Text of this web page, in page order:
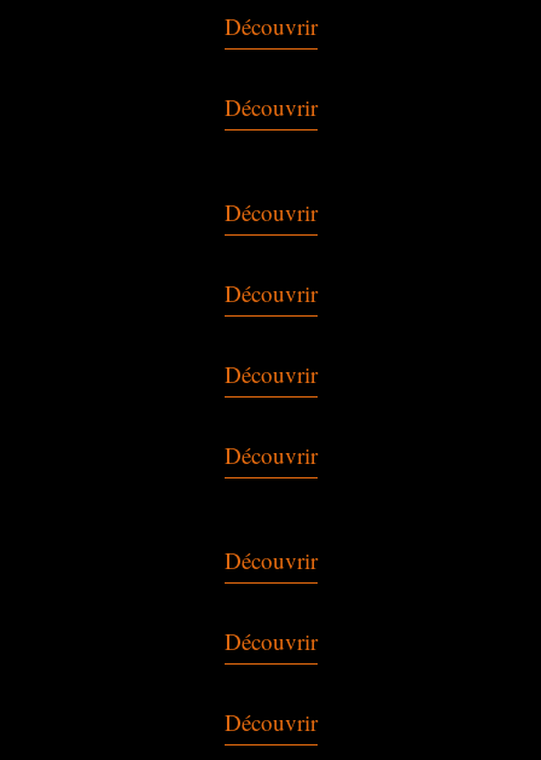
Découvrir
Découvrir
Découvrir
Découvrir
Découvrir
Découvrir
Découvrir
Découvrir
Découvrir